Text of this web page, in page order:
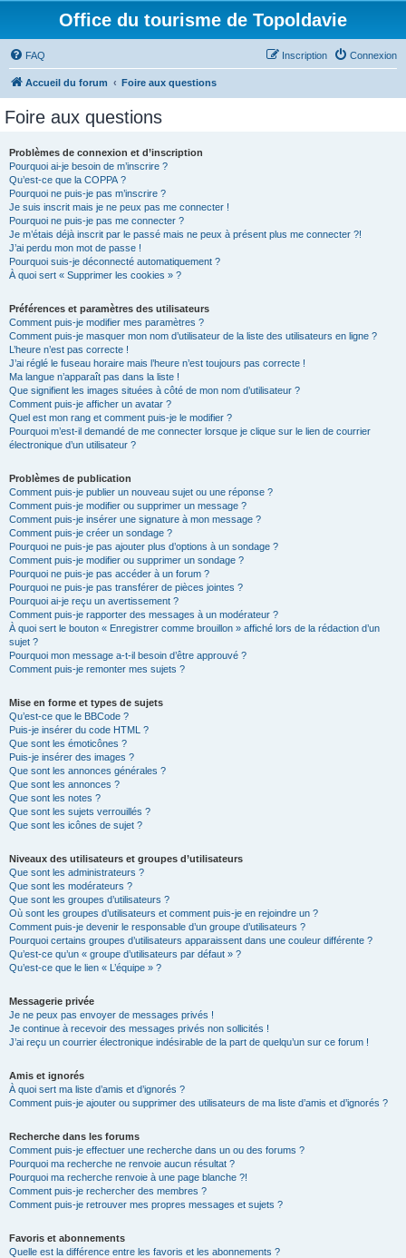
Office du tourisme de Topoldavie
FAQ Connexion
Inscription
Accueil du forum Foire aux questions
Foire aux questions
Problèmes de connexion et d’inscription
Pourquoi ai-je besoin de m’inscrire ?
Qu’est-ce que la COPPA ?
Pourquoi ne puis-je pas m’inscrire ?
Je suis inscrit mais je ne peux pas me connecter !
Pourquoi ne puis-je pas me connecter ?
Je m’étais déjà inscrit par le passé mais ne peux à présent plus me connecter ?!
J’ai perdu mon mot de passe !
Pourquoi suis-je déconnecté automatiquement ?
À quoi sert « Supprimer les cookies » ?
Préférences et paramètres des utilisateurs
Comment puis-je modifier mes paramètres ?
Comment puis-je masquer mon nom d’utilisateur de la liste des utilisateurs en ligne ?
L’heure n’est pas correcte !
J’ai réglé le fuseau horaire mais l’heure n’est toujours pas correcte !
Ma langue n’apparaît pas dans la liste !
Que signifient les images situées à côté de mon nom d’utilisateur ?
Comment puis-je afficher un avatar ?
Quel est mon rang et comment puis-je le modifier ?
Pourquoi m’est-il demandé de me connecter lorsque je clique sur le lien de courrier
électronique d’un utilisateur ?
Problèmes de publication
Comment puis-je publier un nouveau sujet ou une réponse ?
Comment puis-je modifier ou supprimer un message ?
Comment puis-je insérer une signature à mon message ?
Comment puis-je créer un sondage ?
Pourquoi ne puis-je pas ajouter plus d’options à un sondage ?
Comment puis-je modifier ou supprimer un sondage ?
Pourquoi ne puis-je pas accéder à un forum ?
Pourquoi ne puis-je pas transférer de pièces jointes ?
Pourquoi ai-je reçu un avertissement ?
Comment puis-je rapporter des messages à un modérateur ?
À quoi sert le bouton « Enregistrer comme brouillon » affiché lors de la rédaction d’un
sujet ?
Pourquoi mon message a-t-il besoin d’être approuvé ?
Comment puis-je remonter mes sujets ?
Mise en forme et types de sujets
Qu’est-ce que le BBCode ?
Puis-je insérer du code HTML ?
Que sont les émoticônes ?
Puis-je insérer des images ?
Que sont les annonces générales ?
Que sont les annonces ?
Que sont les notes ?
Que sont les sujets verrouillés ?
Que sont les icônes de sujet ?
Niveaux des utilisateurs et groupes d’utilisateurs
Que sont les administrateurs ?
Que sont les modérateurs ?
Que sont les groupes d’utilisateurs ?
Où sont les groupes d’utilisateurs et comment puis-je en rejoindre un ?
Comment puis-je devenir le responsable d’un groupe d’utilisateurs ?
Pourquoi certains groupes d’utilisateurs apparaissent dans une couleur différente ?
Qu’est-ce qu’un « groupe d’utilisateurs par défaut » ?
Qu’est-ce que le lien « L’équipe » ?
Messagerie privée
Je ne peux pas envoyer de messages privés !
Je continue à recevoir des messages privés non sollicités !
J’ai reçu un courrier électronique indésirable de la part de quelqu’un sur ce forum !
Amis et ignorés
À quoi sert ma liste d’amis et d’ignorés ?
Comment puis-je ajouter ou supprimer des utilisateurs de ma liste d’amis et d’ignorés ?
Recherche dans les forums
Comment puis-je effectuer une recherche dans un ou des forums ?
Pourquoi ma recherche ne renvoie aucun résultat ?
Pourquoi ma recherche renvoie à une page blanche ?!
Comment puis-je rechercher des membres ?
Comment puis-je retrouver mes propres messages et sujets ?
Favoris et abonnements
Quelle est la différence entre les favoris et les abonnements ?